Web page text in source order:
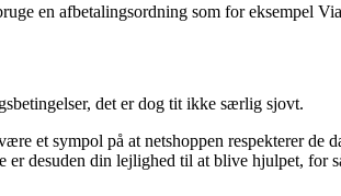
en afbetalingsordning som for eksempel
det er dog tit ikke særlig sjovt.
et sympol på at netshoppen respekterer de
er desuden din lejlighed til at blive hjulpet, for